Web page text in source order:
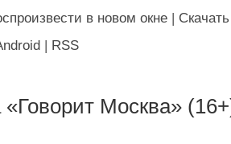
в новом окне | Скачать
| RSS
«Говорит Москва»